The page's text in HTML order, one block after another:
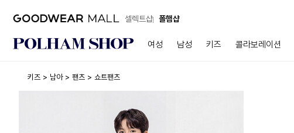
셀렉트샵 폴햄샵
여성 남성 키즈 콜라보레이션
키즈 남아 팬츠 쇼트팬츠